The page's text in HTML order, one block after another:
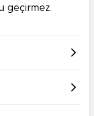
geçirmez.